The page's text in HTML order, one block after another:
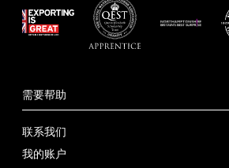
需要帮助
联系我们
我的账户